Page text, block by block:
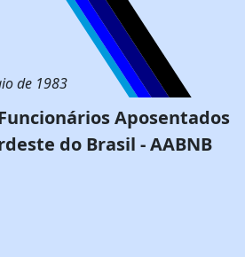
de 1983
Aposentados
do Brasil - AABNB